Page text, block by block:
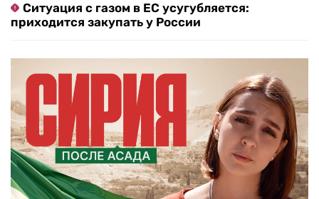
Ситуация с газом в ЕС усугубляется:
приходится закупать у России